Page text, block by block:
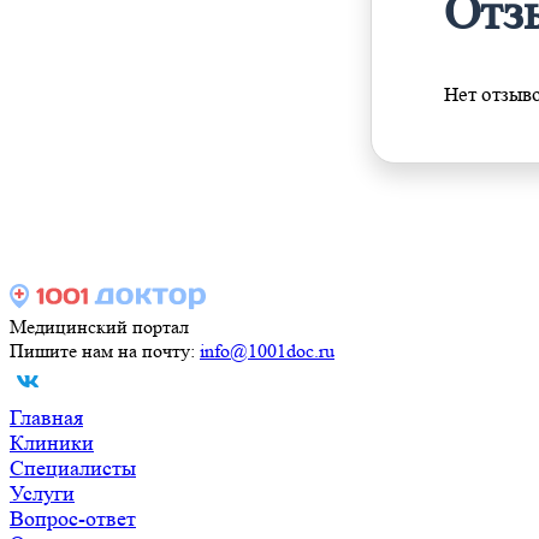
Нет
Медицинский портал
Пишите нам на почту: info@1001doc.ru
Главная
Клиники
Специалисты
Услуги
Вопрос-ответ